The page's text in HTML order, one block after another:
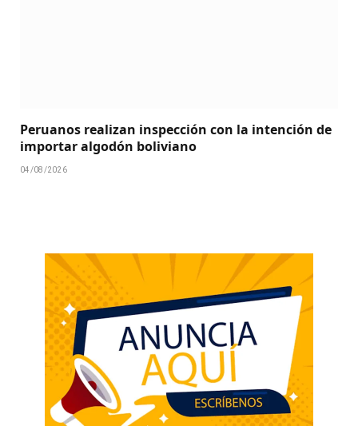
Peruanos realizan inspección con la intención de
importar algodón boliviano
04/08/2026